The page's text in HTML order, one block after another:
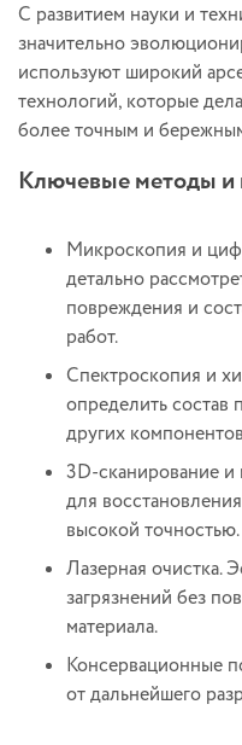
С развитием науки и
значительно
используют широкий
технологий, которые
более точным и
Ключевые методы и
Микроскопия и
детально
повреждения и
работ.
Спектроскопия и
определить состав
других
3D-сканирование
для
высокой точностью.
Лазерная очистка.
загрязнений без
материала.
Консервационные
от дальнейшего